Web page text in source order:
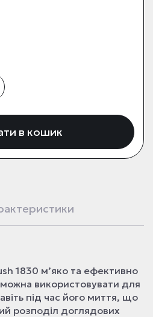
в кошик
1830 м’яко та ефективно
можна використовувати для
під час його миття, що
розподіл доглядових